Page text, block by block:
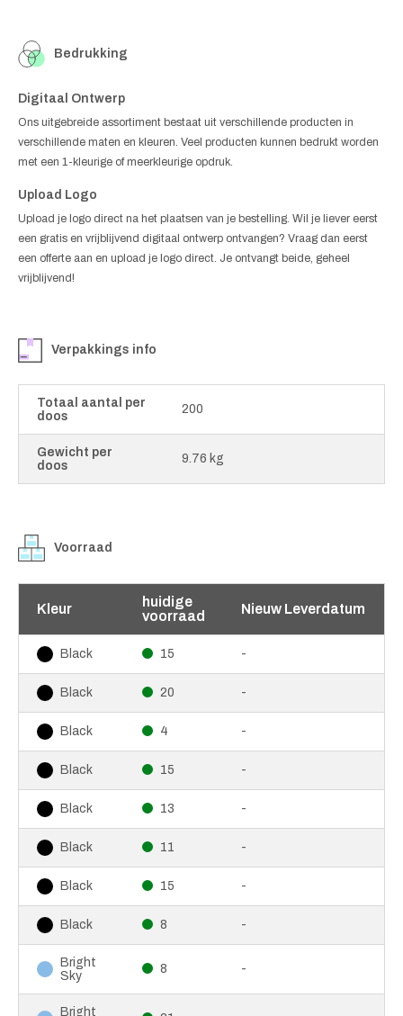
Bedrukking
Digitaal Ontwerp
Ons uitgebreide assortiment bestaat uit verschillende producten in
verschillende maten en kleuren. Veel producten kunnen bedrukt worden
met een 1-kleurige of meerkleurige opdruk.
Upload Logo
Upload je logo direct na het plaatsen van je bestelling. Wil je liever eerst
een gratis en vrijblijvend digitaal ontwerp ontvangen? Vraag dan eerst
een offerte aan en upload je logo direct. Je ontvangt beide, geheel
vrijblijvend!
Verpakkings info
Totaal aantal per
doos
200
Gewicht per
doos
9.76 kg
Voorraad
Kleur
huidige
voorraad
Nieuw Leverdatum
Black 15 -
Black 20 -
Black 4 -
Black 15 -
Black 13 -
Black 11 -
Black 15 -
Black 8 -
Bright
Sky
8 -
Bright